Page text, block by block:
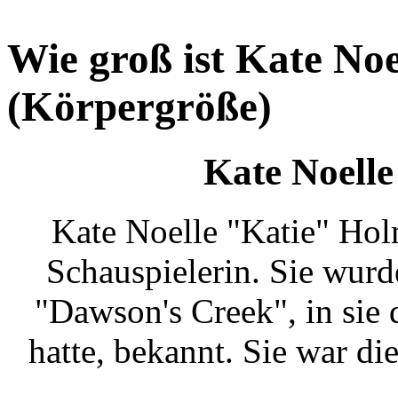
Wie groß ist Kate
(Körpergröße)
Kate
Kate Noelle "Katie"
Schauspielerin. Sie
"Dawson's Creek", in
hatte, bekannt. Sie war